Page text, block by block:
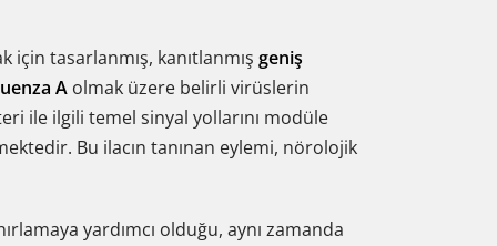
için tasarlanmış, kanıtlanmış geniş
A olmak üzere belirli virüslerin
ile ilgili temel sinyal yollarını modüle
Bu ilacın tanınan eylemi, nörolojik
yardımcı olduğu, aynı zamanda